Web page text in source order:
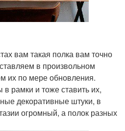
вам такая полка вам точно
в произвольном
их по мере обновления.
рамки и тоже ставить их,
декоративные штуки, в
огромный, а полок разных